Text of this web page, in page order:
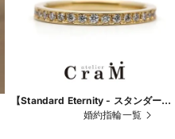
【Standard Eternity - スタンダー
ド・エタニティ】普段着けしやすい王
婚約指輪一覧